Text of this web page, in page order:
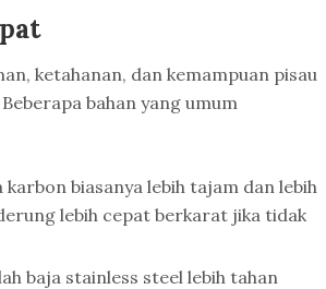
ketahanan, dan kemampuan pisau
bahan yang umum
biasanya lebih tajam dan lebih
lebih cepat berkarat jika tidak
baja stainless steel lebih tahan